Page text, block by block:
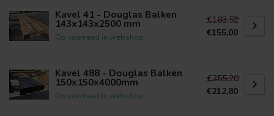
Kavel 41 - Douglas Balken
143x143x2500 mm
Op voorraad in webshop
€183,52
€155,00
Kavel 488 - Douglas Balken
150x150x4000mm
Op voorraad in webshop
€255,20
€212,80